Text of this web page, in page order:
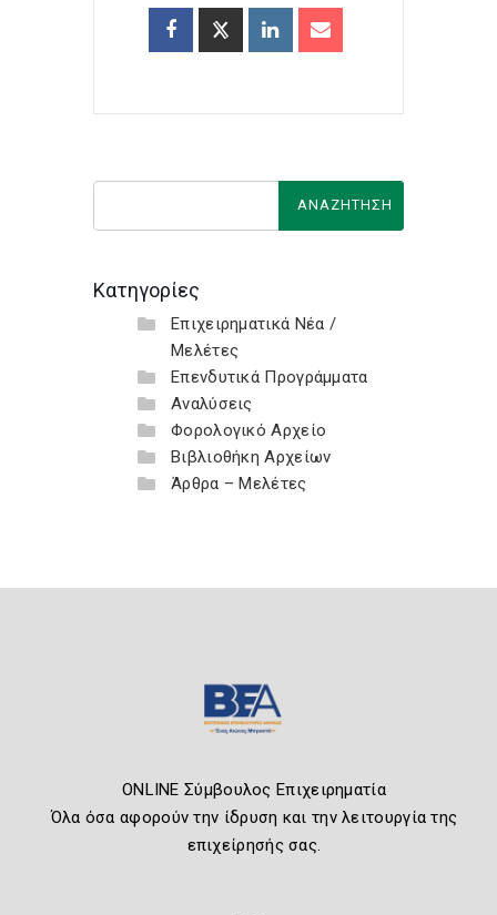
Κατηγορίες
Επιχειρηματικά Νέα /
Μελέτες
Επενδυτικά Προγράμματα
Αναλύσεις
Φορολογικό Αρχείο
Βιβλιοθήκη Αρχείων
Άρθρα – Μελέτες
ONLINE Σύμβουλος Επιχειρηματία
Όλα όσα αφορούν την ίδρυση και την λειτουργία της
επιχείρησής σας.